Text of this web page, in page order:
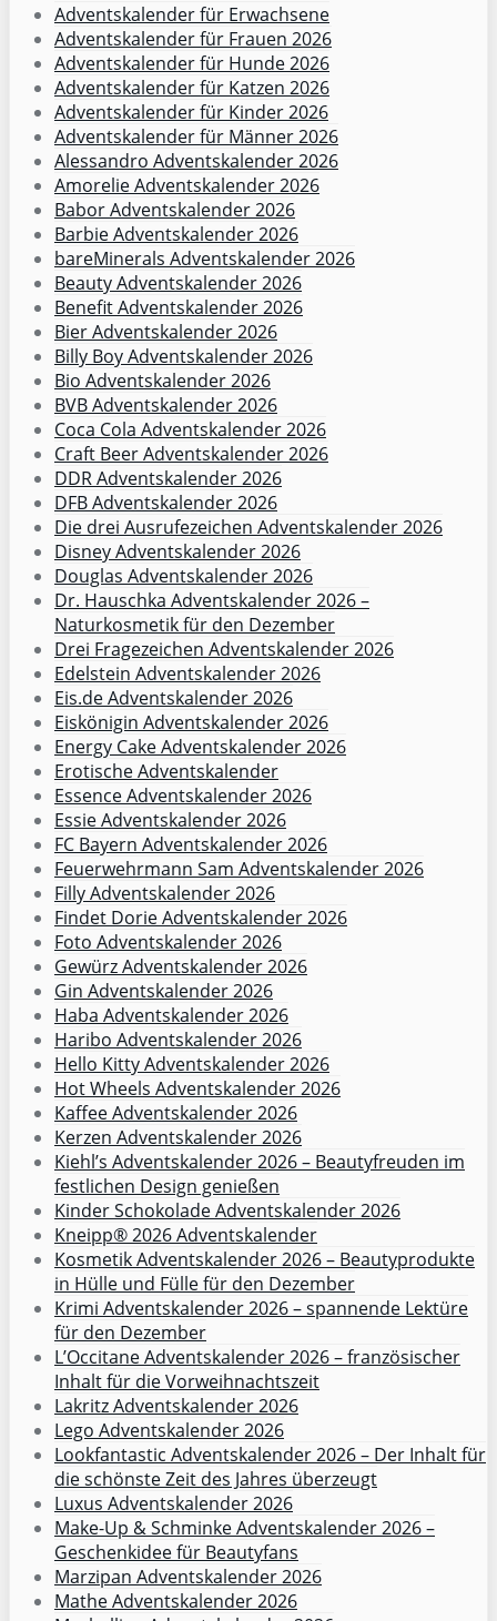
Adventskalender für Erwachsene
Adventskalender für Frauen 2026
Adventskalender für Hunde 2026
Adventskalender für Katzen 2026
Adventskalender für Kinder 2026
Adventskalender für Männer 2026
Alessandro Adventskalender 2026
Amorelie Adventskalender 2026
Babor Adventskalender 2026
Barbie Adventskalender 2026
bareMinerals Adventskalender 2026
Beauty Adventskalender 2026
Benefit Adventskalender 2026
Bier Adventskalender 2026
Billy Boy Adventskalender 2026
Bio Adventskalender 2026
BVB Adventskalender 2026
Coca Cola Adventskalender 2026
Craft Beer Adventskalender 2026
DDR Adventskalender 2026
DFB Adventskalender 2026
Die drei Ausrufezeichen Adventskalender 2026
Disney Adventskalender 2026
Douglas Adventskalender 2026
Dr. Hauschka Adventskalender 2026 –
Naturkosmetik für den Dezember
Drei Fragezeichen Adventskalender 2026
Edelstein Adventskalender 2026
Eis.de Adventskalender 2026
Eiskönigin Adventskalender 2026
Energy Cake Adventskalender 2026
Erotische Adventskalender
Essence Adventskalender 2026
Essie Adventskalender 2026
FC Bayern Adventskalender 2026
Feuerwehrmann Sam Adventskalender 2026
Filly Adventskalender 2026
Findet Dorie Adventskalender 2026
Foto Adventskalender 2026
Gewürz Adventskalender 2026
Gin Adventskalender 2026
Haba Adventskalender 2026
Haribo Adventskalender 2026
Hello Kitty Adventskalender 2026
Hot Wheels Adventskalender 2026
Kaffee Adventskalender 2026
Kerzen Adventskalender 2026
Kiehl’s Adventskalender 2026 – Beautyfreuden im
festlichen Design genießen
Kinder Schokolade Adventskalender 2026
Kneipp® 2026 Adventskalender
Kosmetik Adventskalender 2026 – Beautyprodukte
in Hülle und Fülle für den Dezember
Krimi Adventskalender 2026 – spannende Lektüre
für den Dezember
L’Occitane Adventskalender 2026 – französischer
Inhalt für die Vorweihnachtszeit
Lakritz Adventskalender 2026
Lego Adventskalender 2026
Lookfantastic Adventskalender 2026 – Der Inhalt für
die schönste Zeit des Jahres überzeugt
Luxus Adventskalender 2026
Make-Up & Schminke Adventskalender 2026 –
Geschenkidee für Beautyfans
Marzipan Adventskalender 2026
Mathe Adventskalender 2026